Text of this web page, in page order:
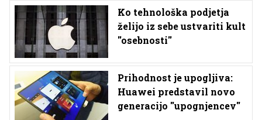
Ko tehnološka podjetja
želijo iz sebe ustvariti kult
''osebnosti''
Prihodnost je upogljiva:
Huawei predstavil novo
generacijo ''upognjencev''